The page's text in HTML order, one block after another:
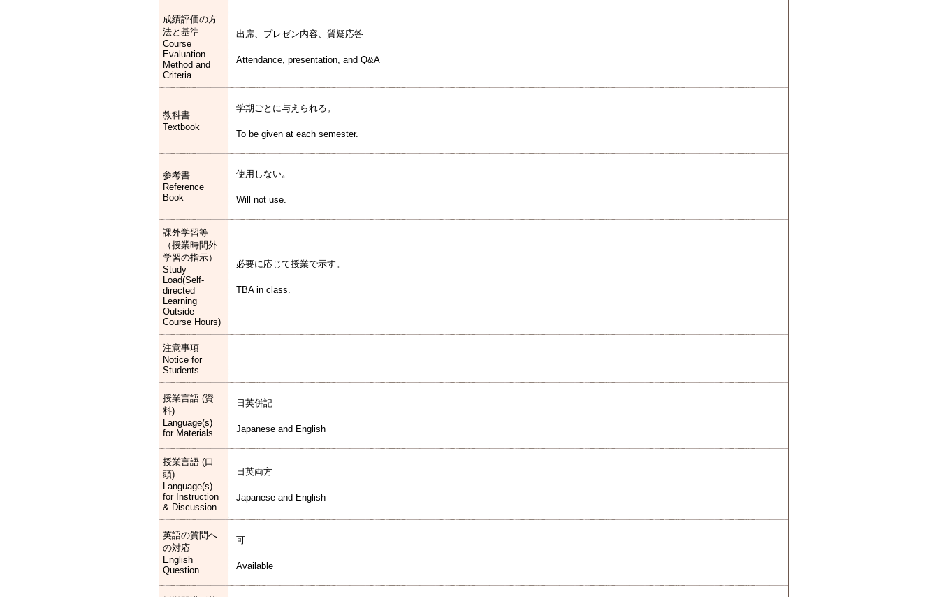
成績評価の方
法と基準
Course
Evaluation
Method and
Criteria
出席、プレゼン内容、質疑応答
Attendance, presentation, and Q&A
教科書
Textbook
学期ごとに与えられる。
To be given at each semester.
参考書
Reference
Book
使用しない。
Will not use.
課外学習等
（授業時間外
学習の指示）
Study
Load(Self-
directed
Learning
Outside
Course Hours)
必要に応じて授業で示す。
TBA in class.
注意事項
Notice for
Students
授業言語 (資
料)
Language(s)
for Materials
日英併記
Japanese and English
授業言語 (口
頭)
Language(s)
for Instruction
& Discussion
日英両方
Japanese and English
英語の質問へ
の対応
English
Question
可
Available